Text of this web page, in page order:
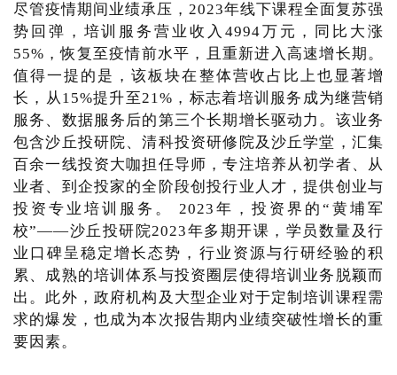
尽管疫情期间业绩承压，2023年线下课程全面复苏强
势回弹，培训服务营业收入4994万元，同比大涨
55%，恢复至疫情前水平，且重新进入高速增长期。
值得一提的是，该板块在整体营收占比上也显著增
长，从15%提升至21%，标志着培训服务成为继营销
服务、数据服务后的第三个长期增长驱动力。该业务
包含沙丘投研院、清科投资研修院及沙丘学堂，汇集
百余一线投资大咖担任导师，专注培养从初学者、从
业者、到企投家的全阶段创投行业人才，提供创业与
投资专业培训服务。 2023年，投资界的“黄埔军
校”——沙丘投研院2023年多期开课，学员数量及行
业口碑呈稳定增长态势，行业资源与行研经验的积
累、成熟的培训体系与投资圈层使得培训业务脱颖而
出。此外，政府机构及大型企业对于定制培训课程需
求的爆发，也成为本次报告期内业绩突破性增长的重
要因素。